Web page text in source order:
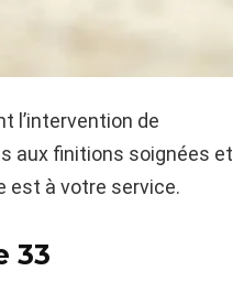
l’intervention de
aux finitions soignées et
est à votre service.
33